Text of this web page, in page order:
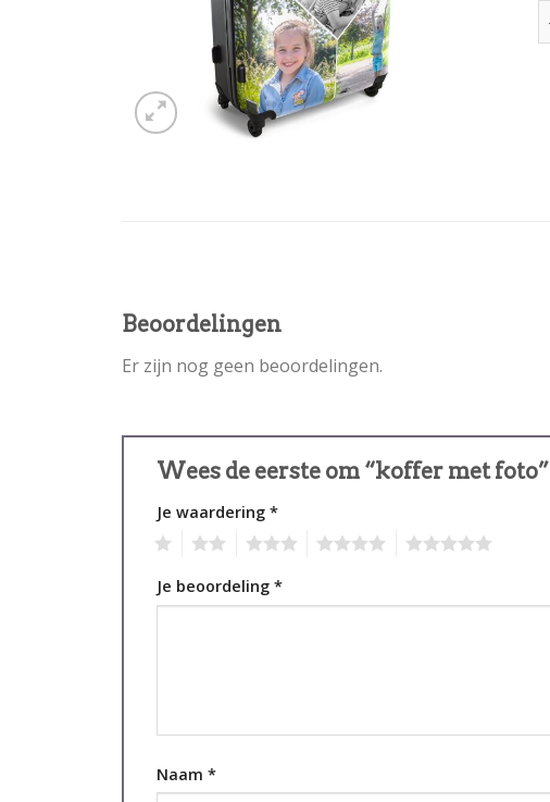
Beoordelingen
Er zijn nog geen beoordelingen.
Wees de eerste om “koffer met
Je waardering *
Je beoordeling *
Naam *